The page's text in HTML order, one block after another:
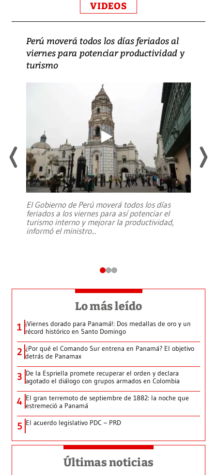
VIDEOS
Perú moverá todos los días feriados al
viernes para potenciar productividad y
turismo
El Gobierno de Perú moverá todos los días
feriados a los viernes para así potenciar el
turismo interno y mejorar la productividad,
informó el ministro...
Lo más leído
1 ¡Viernes dorado para Panamá!: Dos medallas de oro y un
récord histórico en Santo Domingo
2 ¿Por qué el Comando Sur entrena en Panamá? El objetivo
detrás de Panamax
3 De la Espriella promete recuperar el orden y declara
agotado el diálogo con grupos armados en Colombia
4 El gran terremoto de septiembre de 1882: la noche que
estremeció a Panamá
5 El acuerdo legislativo PDC – PRD
Últimas noticias